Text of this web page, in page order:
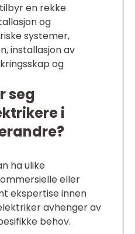
en rekke
og
systemer,
installasjon av
og
seg
i
ha ulike
eller
ekspertise innen
avhenger av
behov.